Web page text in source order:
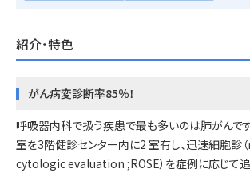
紹介・特色
がん病変診断率85％！
呼吸器内科で扱う疾患で最も多いのは肺がんで
室を3階健診センター内に2 室有し、迅速細胞
cytologic evaluation ;ROSE）を症例に応じて追